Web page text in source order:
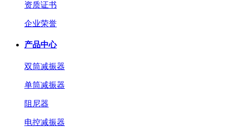
资质证书
企业荣誉
产品中心
双筒减振器
单筒减振器
阻尼器
电控减振器